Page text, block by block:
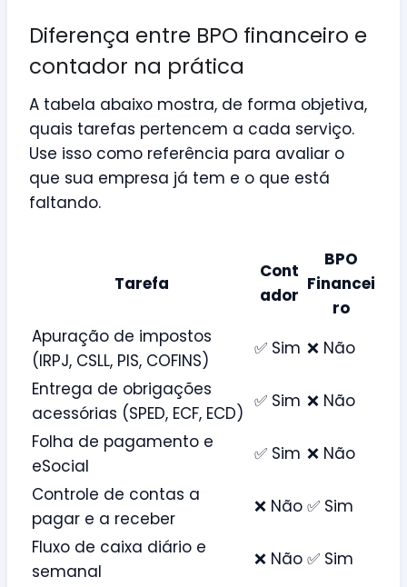
Diferença entre BPO financeiro e
contador na prática
A tabela abaixo mostra, de forma objetiva,
quais tarefas pertencem a cada serviço.
Use isso como referência para avaliar o
que sua empresa já tem e o que está
faltando.
Tarefa
Cont
ador
BPO
Financei
ro
Apuração de impostos
(IRPJ, CSLL, PIS, COFINS)
✅ Sim ❌ Não
Entrega de obrigações
acessórias (SPED, ECF, ECD)
✅ Sim ❌ Não
Folha de pagamento e
eSocial
✅ Sim ❌ Não
Controle de contas a
pagar e a receber
❌ Não ✅ Sim
Fluxo de caixa diário e
semanal
❌ Não ✅ Sim